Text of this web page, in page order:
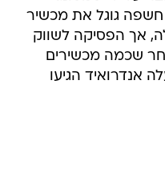
גוגל את מכשיר
אך הפסיקה לשווק
שכמה מכשירים
אנדרואיד הגיעו